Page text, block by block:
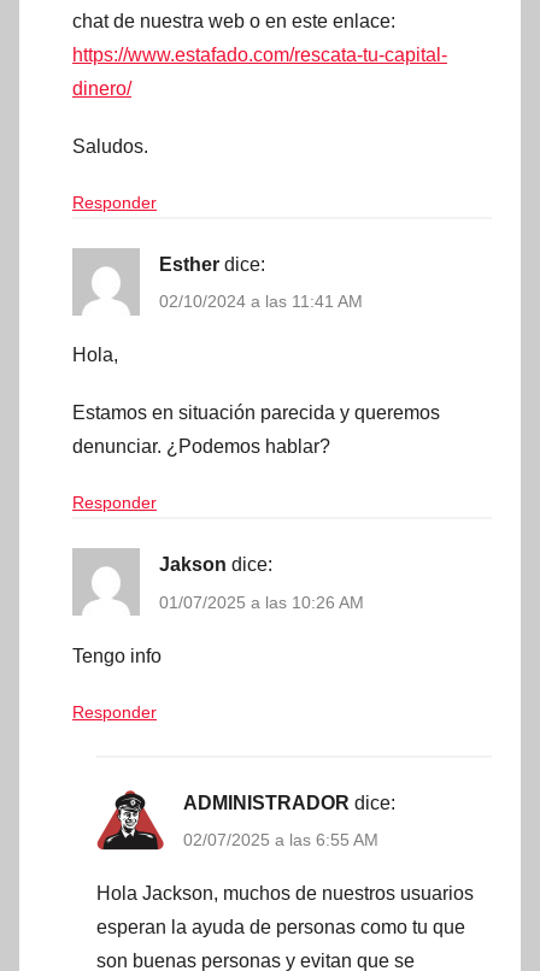
chat de nuestra web o en este enlace:
https://www.estafado.com/rescata-tu-capital-
dinero/
Saludos.
Responder
Esther dice:
02/10/2024 a las 11:41 AM
Hola,
Estamos en situación parecida y queremos
denunciar. ¿Podemos hablar?
Responder
Jakson dice:
01/07/2025 a las 10:26 AM
Tengo info
Responder
ADMINISTRADOR dice:
02/07/2025 a las 6:55 AM
Hola Jackson, muchos de nuestros usuarios
esperan la ayuda de personas como tu que
son buenas personas y evitan que se